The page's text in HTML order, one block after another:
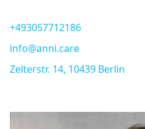
+493057712186
info@anni.care
Zelterstr. 14, 10439 Berlin